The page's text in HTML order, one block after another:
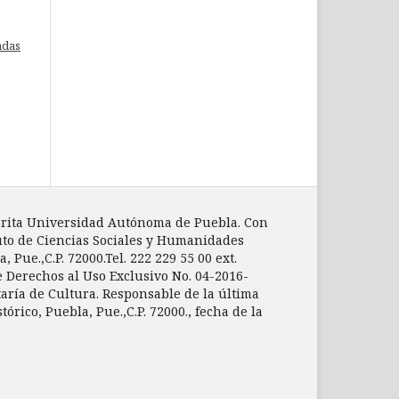
Universidad Autónoma de Puebla. Con
de Ciencias Sociales y Humanidades
72000.Tel. 222 229 55 00 ext.
al Uso Exclusivo No. 04-2016-
de Cultura. Responsable de la última
Puebla, Pue.,C.P. 72000., fecha de la